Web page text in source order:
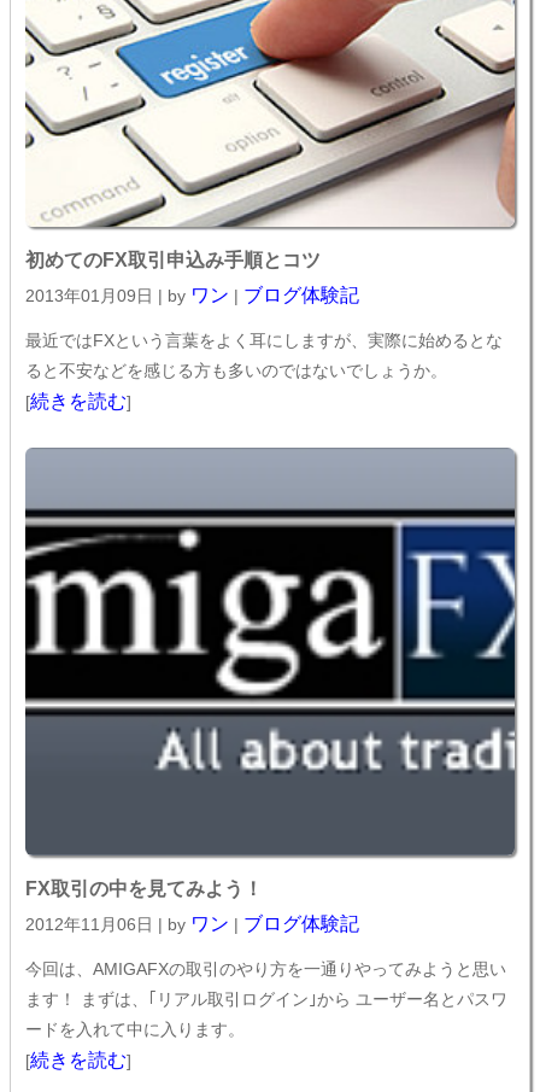
初めてのFX取引申込み手順とコツ
2013年01月09日 | by ワン | ブログ体験記
最近ではFXという言葉をよく耳にしますが、実際に始めるとな
ると不安などを感じる方も多いのではないでしょうか。
[続きを読む]
FX取引の中を見てみよう！
2012年11月06日 | by ワン | ブログ体験記
今回は、AMIGAFXの取引のやり方を一通りやってみようと思い
ます！ まずは、｢リアル取引ログイン｣から ユーザー名とパスワ
ードを入れて中に入ります。
[続きを読む]